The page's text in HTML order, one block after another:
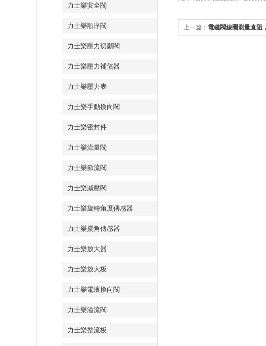
力士樂安全閥
力士樂順序閥
力士樂壓力切斷閥
力士樂壓力補償器
力士樂壓力表
力士樂手動換向閥
力士樂密封件
力士樂流量閥
力士樂節流閥
力士樂減壓閥
力士樂旋轉角度傳感器
力士樂擺角傳感器
力士樂放大器
力士樂放大板
力士樂電液換向閥
力士樂溢流閥
力士樂整流板
上一篇： 電磁閥線圈測量直阻